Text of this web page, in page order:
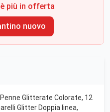
più in offerta
nuovo
Penne Glitterate Colorate, 12
Glitter Doppia linea,